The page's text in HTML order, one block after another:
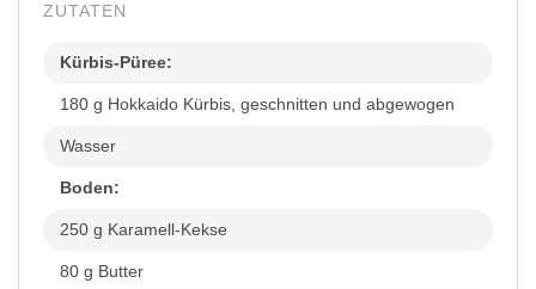
ZUTATEN
Kürbis-Püree:
180 g Hokkaido Kürbis, geschnitten und abgewogen
Wasser
Boden:
250 g Karamell-Kekse
80 g Butter